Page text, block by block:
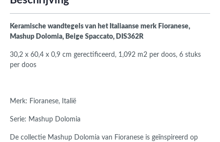
Keramische wandtegels van het Italiaanse merk Fioranese,
Mashup Dolomia, Beige Spaccato, DIS362R
30,2 x 60,4 x 0,9 cm gerectificeerd, 1,092 m2 per doos, 6 stuks
per doos
Merk: Fioranese, Italië
Serie: Mashup Dolomia
De collectie Mashup Dolomia van Fioranese is geïnspireerd op